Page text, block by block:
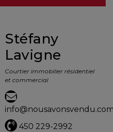
Stéfany
Lavigne
Courtier immobilier résidentiel
et commercial
450 229-2992